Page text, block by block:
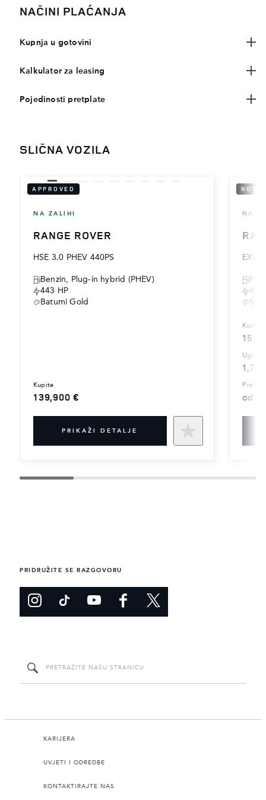
NAČINI PLAĆANJA
Kupnja u gotovini
Kalkulator za leasing
Pojedinosti pretplate
SLIČNA VOZILA
APPROVED
NA ZALIHI
RANGE ROVER
HSE 3.0 PHEV 440PS
Benzin, Plug-in hybrid (PHEV)
443 HP
Batumi Gold
kupite
139,900 €
PRIKAŽI DETALJE
NOVO
NA
460
kupite
od
PRIDRUŽITE SE RAZGOVORU
KARIJERA
UVJETI I ODREDBE
KONTAKTIRAJTE NAS